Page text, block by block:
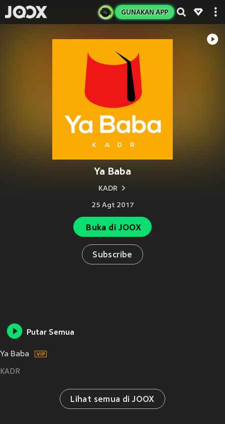
GUNAKAN APP
Ya Baba
KADR
25 Agt 2017
Buka di JOOX
Subscribe
Putar Semua
Ya Baba
KADR
Lihat semua di JOOX